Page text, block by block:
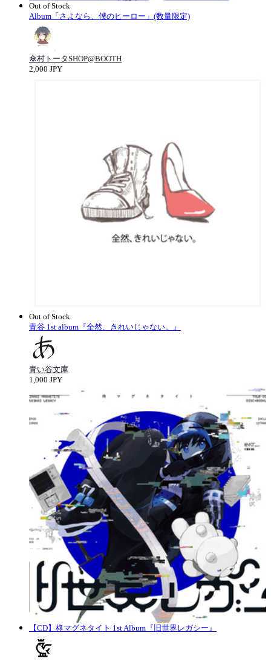
Out of Stock
Album「さよなら、僕のヒーロー」(数量限定)
傘村トータSHOP@BOOTH
2,000 JPY
Out of Stock
青谷 1st album『全然、きれいじゃない。』
青い谷文庫
1,000 JPY
【CD】柊マグネタイト 1st Album『旧世界レガシー』